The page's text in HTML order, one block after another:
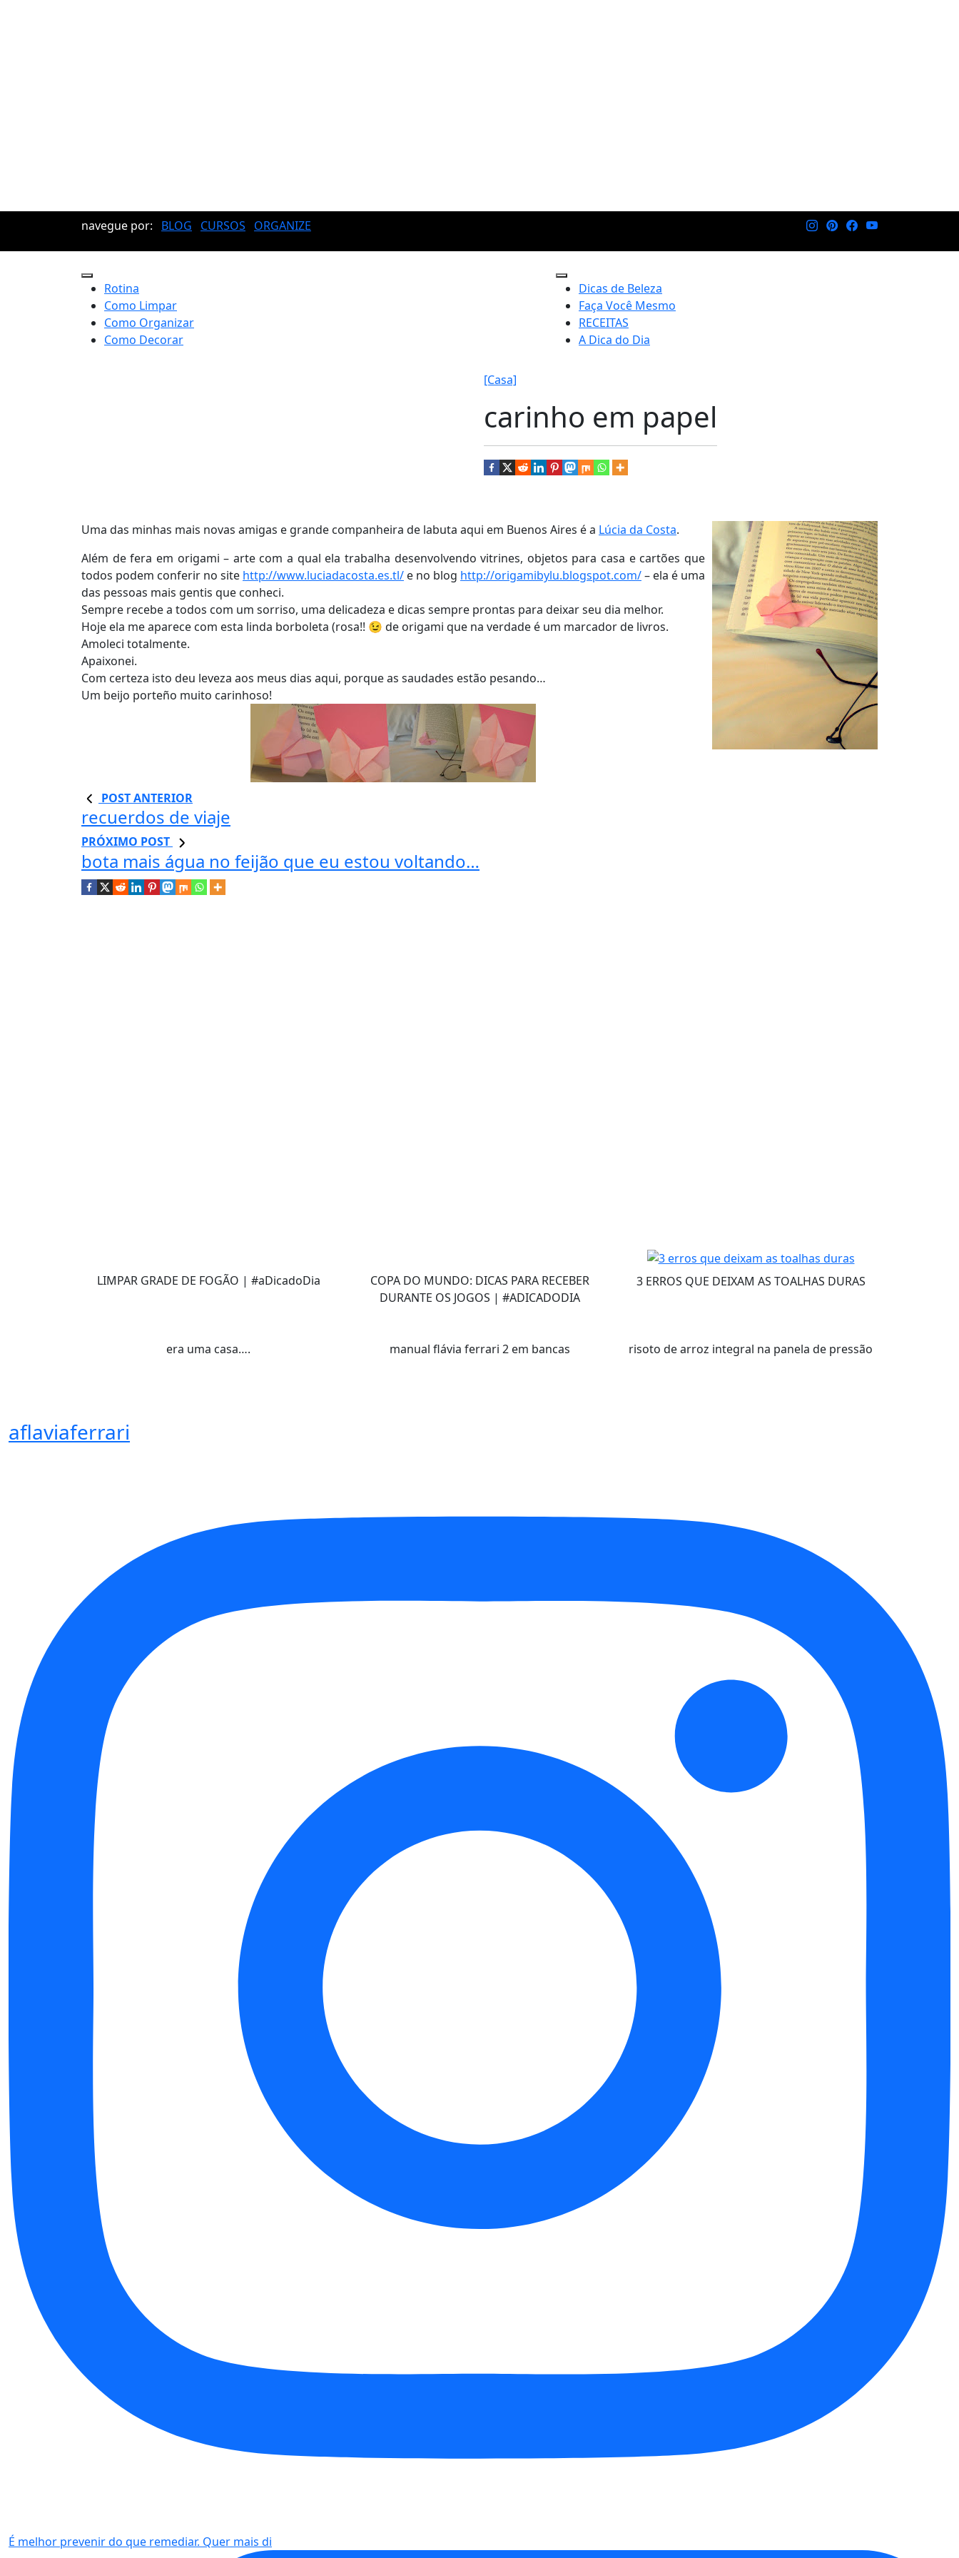
navegue por: BLOG CURSOS ORGANIZE
Rotina
Como Limpar
Como Organizar
Como Decorar
Dicas de Beleza
Faça Você Mesmo
RECEITAS
A Dica do Dia
[Casa]
carinho em papel
Uma das minhas mais novas amigas e grande companheira de labuta aqui em Buenos Aires é a Lúcia da Costa.
Além de fera em origami – arte com a qual ela trabalha desenvolvendo vitrines, objetos para casa e cartões que
todos podem conferir no site http://www.luciadacosta.es.tl/ e no blog http://origamibylu.blogspot.com/– ela é uma
das pessoas mais gentis que conheci.
Sempre recebe a todos com um sorriso, uma delicadeza e dicas sempre prontas para deixar seu dia melhor.
Hoje ela me aparece com esta linda borboleta (rosa!! 😉 de origami que na verdade é um marcador de livros.
Amoleci totalmente.
Apaixonei.
Com certeza isto deu leveza aos meus dias aqui, porque as saudades estão pesando…
Um beijo porteño muito carinhoso!
POST ANTERIOR
recuerdos de viaje
PRÓXIMO POST
bota mais água no feijão que eu estou voltando…
LIMPAR GRADE DE FOGÃO | #aDicadoDia
COPA DO MUNDO: DICAS PARA RECEBER
DURANTE OS JOGOS | #ADICADODIA
3 ERROS QUE DEIXAM AS TOALHAS DURAS
era uma casa…. manual flávia ferrari 2 em bancas risoto de arroz integral na panela de pressão
aflaviaferrari
É melhor prevenir do que remediar. Quer mais di